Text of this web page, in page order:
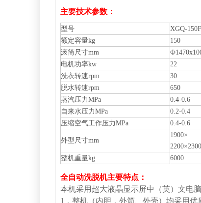
主要技术参数：
型号 XGQ-150F
额定容量kg
150
滚筒尺寸mm
电机功率kw
22
洗衣转速rpm
30
脱水转速rpm
650
蒸汽压力MPa
0.4-0.6
自来水压力MPa
0.2-0.4
压缩空气工作压力MPa
0.4-0.6
外型尺寸mm
1900×
2200×2300
整机重量kg
6000
全自动洗脱机主要特点：
本机采用超大液晶显示屏中（英）文电
1．整机（内胆，外筒、外壳）均采用优